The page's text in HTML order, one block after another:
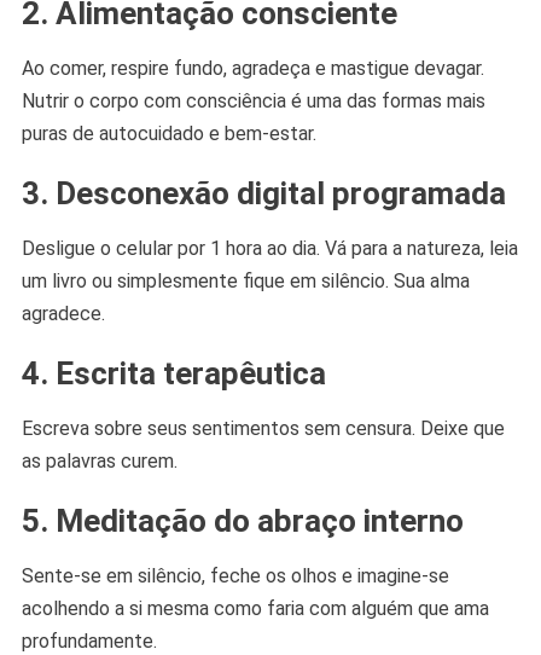
2. Alimentação consciente
Ao comer, respire fundo, agradeça e mastigue devagar.
Nutrir o corpo com consciência é uma das formas mais
puras de autocuidado e bem-estar.
3. Desconexão digital programada
Desligue o celular por 1 hora ao dia. Vá para a natureza, leia
um livro ou simplesmente fique em silêncio. Sua alma
agradece.
4. Escrita terapêutica
Escreva sobre seus sentimentos sem censura. Deixe que
as palavras curem.
5. Meditação do abraço interno
Sente-se em silêncio, feche os olhos e imagine-se
acolhendo a si mesma como faria com alguém que ama
profundamente.